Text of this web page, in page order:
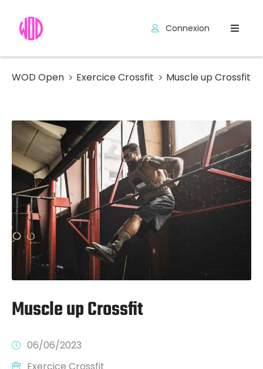
Hyrox
Exercices
Codes
Promo
Connexion
WOD Open Exercice Crossfit Muscle up Crossfit
Muscle up Crossfit
06/06/2023
Exercice Crossfit